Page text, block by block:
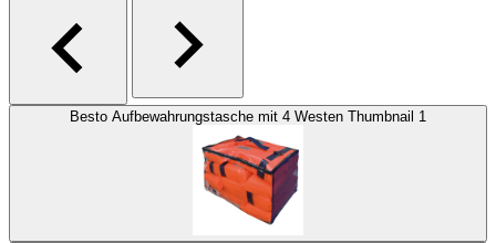
Besto Aufbewahrungstasche mit 4 Westen Thumbnail 1